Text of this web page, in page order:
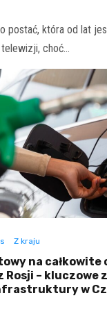
postać, która od lat
choć…
Z kraju
na całkowite
Rosji – kluczowe
w